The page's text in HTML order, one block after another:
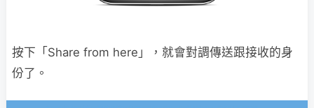
按下「Share from here」，就會對調傳送跟接收的身
份了。